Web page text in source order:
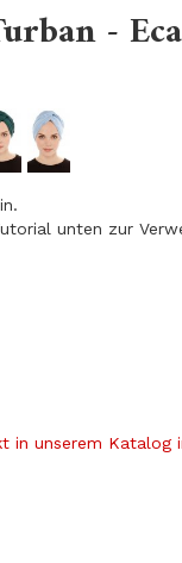
-
unten zur
in unserem Katalog